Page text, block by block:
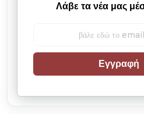
Λάβε τα νέα μας
Εγγραφή